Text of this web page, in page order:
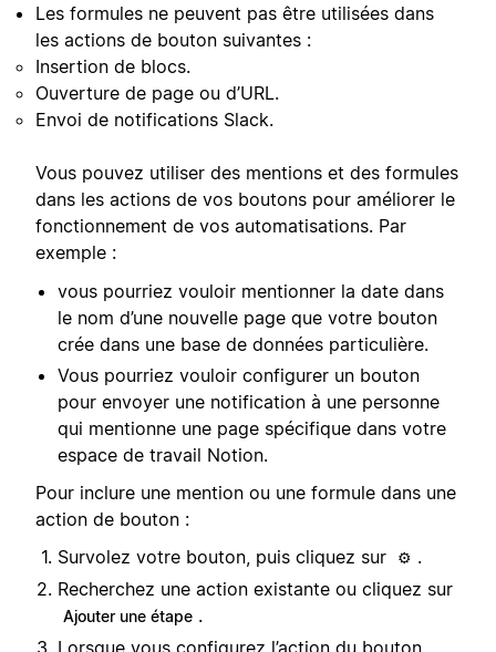
Les formules ne peuvent pas être utilisées dans
les actions de bouton suivantes :
Insertion de blocs.
Ouverture de page ou d’URL.
Envoi de notifications Slack.
Vous pouvez utiliser des mentions et des formules
dans les actions de vos boutons pour améliorer le
fonctionnement de vos automatisations. Par
exemple :
vous pourriez vouloir mentionner la date dans
le nom d’une nouvelle page que votre bouton
crée dans une base de données particulière.
Vous pourriez vouloir configurer un bouton
pour envoyer une notification à une personne
qui mentionne une page spécifique dans votre
espace de travail Notion.
Pour inclure une mention ou une formule dans une
action de bouton :
Survolez votre bouton, puis cliquez sur
⚙️ .
Recherchez une action existante ou cliquez sur
Ajouter une étape .